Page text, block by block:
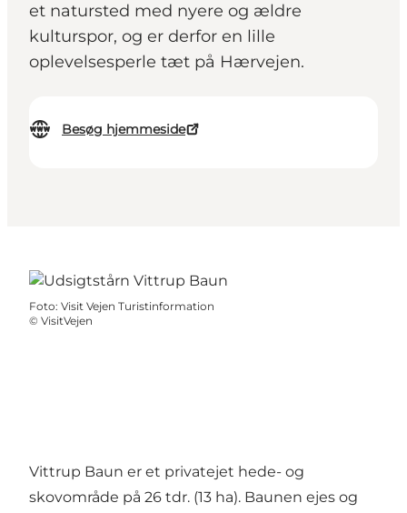
et natursted med nyere og ældre
kulturspor, og er derfor en lille
oplevelsesperle tæt på Hærvejen.
Besøg hjemmeside
Foto: Visit Vejen Turistinformation
© VisitVejen
Vittrup Baun er et privatejet hede- og
skovområde på 26 tdr. (13 ha). Baunen ejes og